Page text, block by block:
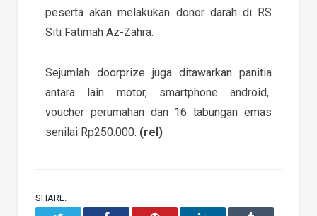
peserta akan melakukan donor darah di RS
Siti Fatimah Az-Zahra.
Sejumlah doorprize juga ditawarkan panitia
antara lain motor, smartphone android,
voucher perumahan dan 16 tabungan emas
senilai Rp250.000. (rel)
SHARE.